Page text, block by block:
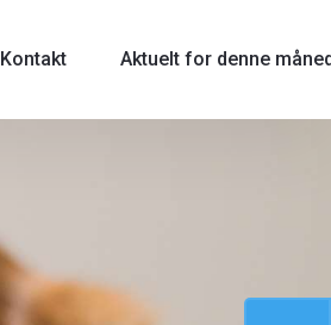
Kontakt Aktuelt for denne